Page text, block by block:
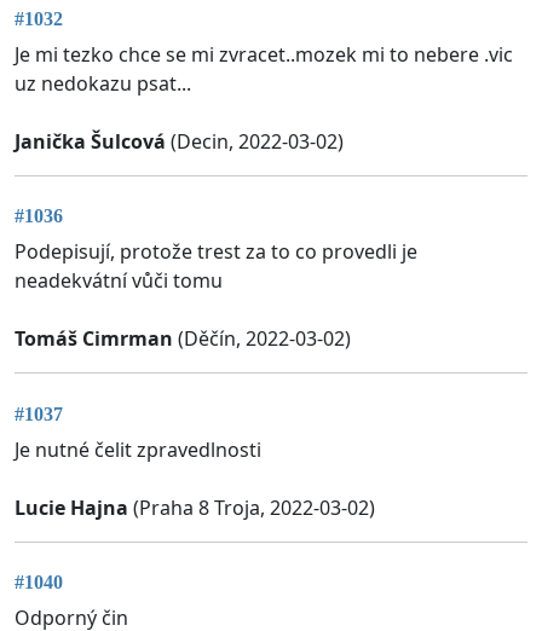
#1032
Je mi tezko chce se mi zvracet..mozek mi to nebere .vic
uz nedokazu psat...
Janička Šulcová (Decin, 2022-03-02)
#1036
Podepisují, protože trest za to co provedli je
neadekvátní vůči tomu
Tomáš Cimrman (Děčín, 2022-03-02)
#1037
Je nutné čelit zpravedlnosti
Lucie Hajna (Praha 8 Troja, 2022-03-02)
#1040
Odporný čin